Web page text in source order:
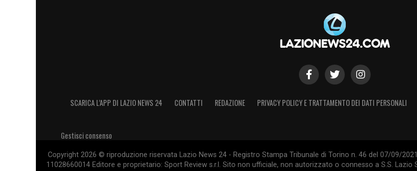
SCARICA L’APP DI LAZIO NEWS 24 CONTATTI REDAZIONE PRIVACY POLICY E TRATTAMENTO DEI DATI PERSONALI
Gestisci consenso
Copyright 2026 © riproduzione riservata Lazio News 24 - Registro Stampa Tribunale di Torino n. 46 del 07/09/
11028660014 Editore e proprietario: Sport Review s.r.l. Sito non ufficiale, non autorizzato o connesso a S.S. Lazio